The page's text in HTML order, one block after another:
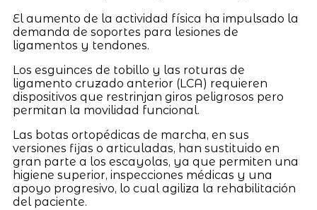
El aumento de la actividad física ha impulsado la
demanda de soportes para lesiones de
ligamentos y tendones.
Los esguinces de tobillo y las roturas de
ligamento cruzado anterior (LCA) requieren
dispositivos que restrinjan giros peligrosos pero
permitan la movilidad funcional.
Las botas ortopédicas de marcha, en sus
versiones fijas o articuladas, han sustituido en
gran parte a los escayolas, ya que permiten una
higiene superior, inspecciones médicas y una
apoyo progresivo, lo cual agiliza la rehabilitación
del paciente.